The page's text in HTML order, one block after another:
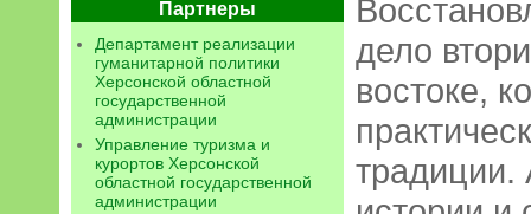
Партнеры
Департамент реализации
гуманитарной политики
Херсонской областной
государственной
администрации
Управление туризма и
курортов Херсонской
областной государственной
администрации
дело
востоке,
традиции.